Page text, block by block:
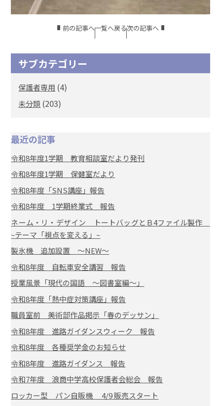
前の記事へ一覧へ戻る次の記事へ
サブカテゴリー
保護者専用 (4)
未分類 (203)
最近の記事
令和8年度1学期 教育相談室だより発刊
令和8年度1学期 保健室だより
令和8年度「SNS講座」報告
令和8年度 1学期終業式 報告
ネーム・リ・デザイン トートバッグとＢ4ファイル製作
~テーマ「視点を変える」~
製氷機 追加設置 ～NEW～
令和8年度 自転車安全講習 報告
授業風景「現代の国語 ～図書室編～」
令和8年度「熱中症対策講座」報告
職員室前 美術部作品掲示「春のデッサン」
令和8年度 進路ガイダンスウィーク 報告
令和8年度 各種奨学金のお知らせ
令和8年度 進路ガイダンス 報告
令和7年度 浪商中学高校保護者会総会 報告
ロッカー型 パン自販機 4/9 販売スタート